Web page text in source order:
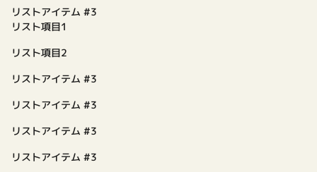
リストアイテム #3
リスト項目1
リスト項目2
リストアイテム #3
リストアイテム #3
リストアイテム #3
リストアイテム #3